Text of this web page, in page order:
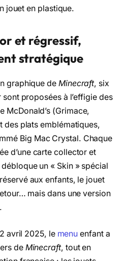
jouet en plastique.
et régressif,
stratégique
graphique de Minecraft, six
proposées à l’effigie des
McDonald’s (Grimace,
des plats emblématiques,
Big Mac Crystal. Chaque
d’une carte collector et
un « Skin » spécial
aux enfants, le jouet
mais dans une version
avril 2025, le menu enfant a
de Minecraft, tout en